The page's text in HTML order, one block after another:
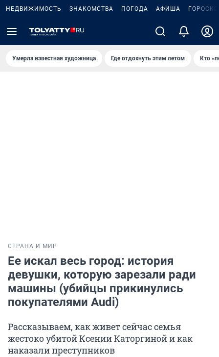
НЕДВИЖИМОСТЬ ЗНАКОМСТВА ПОГОДА АФИША
Умерла известная художница Где отдохнуть этим летом Кто
СТРАНА И МИР
Ее искал весь город: история
девушки, которую зарезали ради
машины (убийцы прикинулись
покупателями Audi)
Рассказываем, как живет сейчас семья
жестоко убитой Ксении Каторгиной и как
наказали преступников